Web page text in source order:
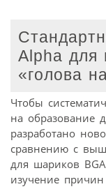
Alpha для
«голова
Чтобы
на образование
разработано
сравнению с
для шариков
изучение причин